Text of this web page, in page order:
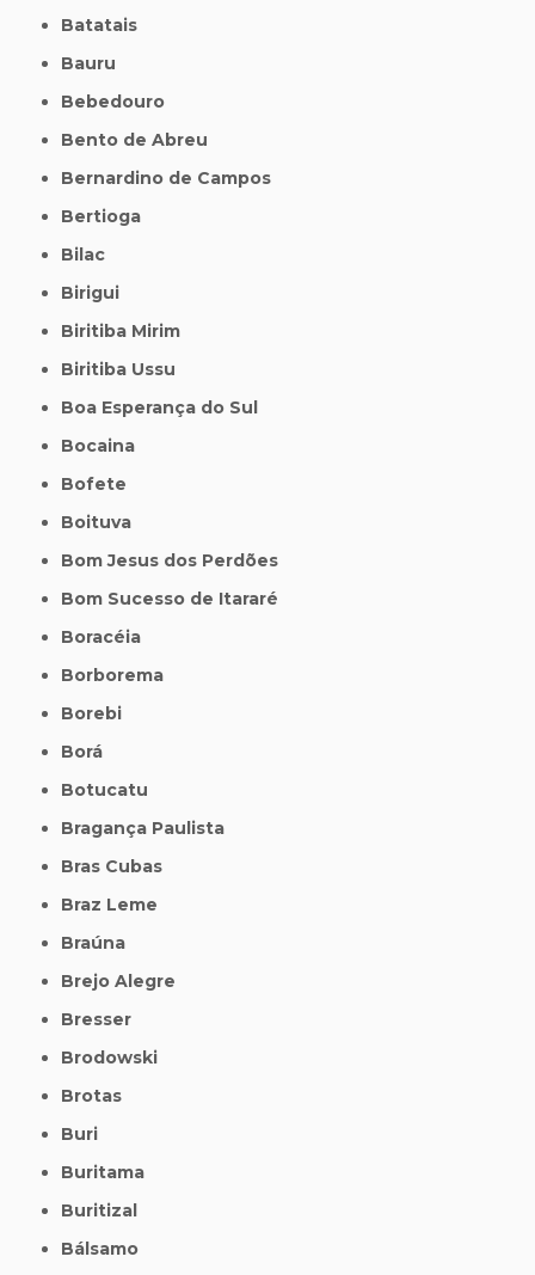
Batatais
Bauru
Bebedouro
Bento de Abreu
Bernardino de Campos
Bertioga
Bilac
Birigui
Biritiba Mirim
Biritiba Ussu
Boa Esperança do Sul
Bocaina
Bofete
Boituva
Bom Jesus dos Perdões
Bom Sucesso de Itararé
Boracéia
Borborema
Borebi
Borá
Botucatu
Bragança Paulista
Bras Cubas
Braz Leme
Braúna
Brejo Alegre
Bresser
Brodowski
Brotas
Buri
Buritama
Buritizal
Bálsamo